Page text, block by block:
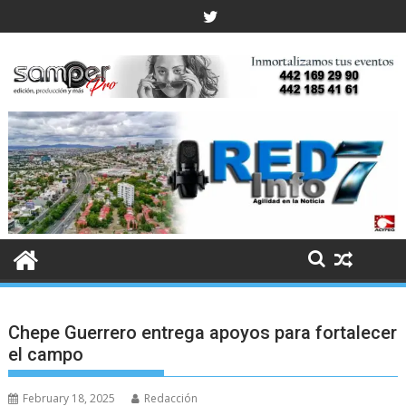
to
Chepe Guerrero entrega apoyos para fortalecer
el campo
February 18, 2025 Redacción